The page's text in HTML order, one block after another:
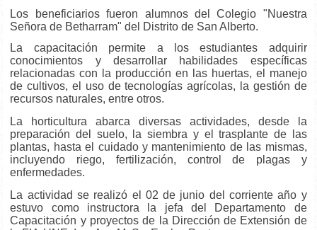
Los beneficiarios fueron alumnos del Colegio "Nuestra
Señora de Betharram" del Distrito de San Alberto.
La capacitación permite a los estudiantes adquirir
conocimientos y desarrollar habilidades específicas
relacionadas con la producción en las huertas, el manejo
de cultivos, el uso de tecnologías agrícolas, la gestión de
recursos naturales, entre otros.
La horticultura abarca diversas actividades, desde la
preparación del suelo, la siembra y el trasplante de las
plantas, hasta el cuidado y mantenimiento de las mismas,
incluyendo riego, fertilización, control de plagas y
enfermedades.
La actividad se realizó el 02 de junio del corriente año y
estuvo como instructora la jefa del Departamento de
Capacitación y proyectos de la Dirección de Extensión de